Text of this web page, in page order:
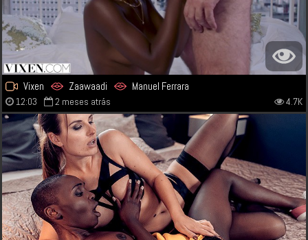
Vixen Zaawaadi Manuel Ferrara
12:03 2 meses atrás 4.7K